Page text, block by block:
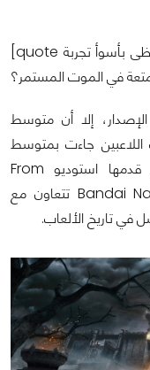
[quote لماذا أقوم بدفع 60 دولار في لعبة لكي أحظى بأسوأ تجربة
الإصدار، إلا أن متوسط
89%، وتقييمات اللاعبين جاءت بمتوسط
87% مما يؤكد على نجاح الفكرة التي قدمها استوديو From
Software. هذا الأمر جعل شركة Bandai Namco تتعاون مع
تاريخ الألعاب.